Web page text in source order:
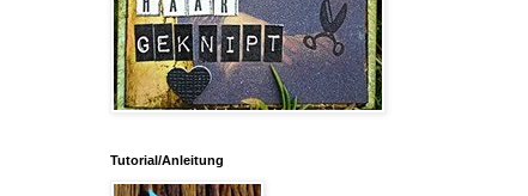
Tutorial/Anleitung